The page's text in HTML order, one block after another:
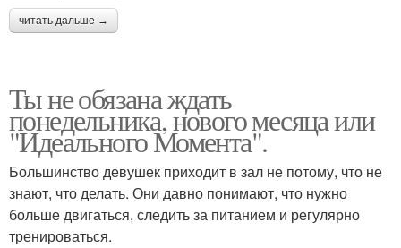
читать дальше →
Ты не обязана ждать
понедельника, нового месяца или
"Идеального Момента".
Большинство девушек приходит в зал не потому, что не
знают, что делать. Они давно понимают, что нужно
больше двигаться, следить за питанием и регулярно
тренироваться.